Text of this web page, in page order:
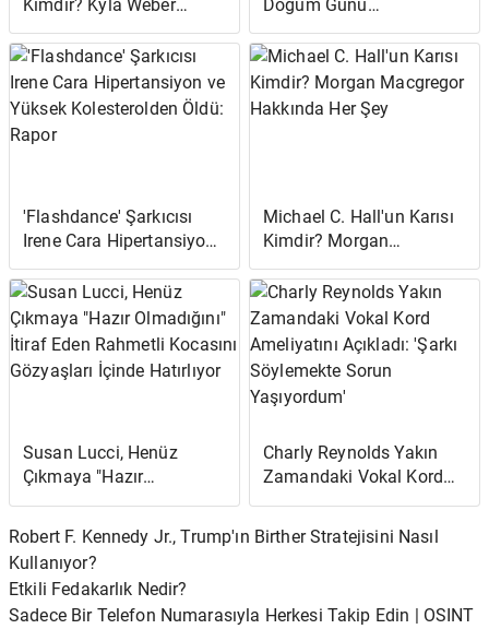
Kimdir? Kyla Weber
Hakkında Her Şey
Doğum Günü
Fotoğrafında Büyümüş
Görünüyor: '9 Yaşında
Gerçek Hissetmiyor'
'Flashdance' Şarkıcısı
Irene Cara Hipertansiyon
ve Yüksek Kolesterolden
Öldü: Rapor
Michael C. Hall'un Karısı
Kimdir? Morgan
Macgregor Hakkında Her
Şey
Susan Lucci, Henüz
Çıkmaya "Hazır
Olmadığını" İtiraf Eden
Rahmetli Kocasını
Gözyaşları İçinde
Hatırlıyor
Charly Reynolds Yakın
Zamandaki Vokal Kord
Ameliyatını Açıkladı:
'Şarkı Söylemekte Sorun
Yaşıyordum'
Robert F. Kennedy Jr., Trump'ın Birther Stratejisini Nasıl
Kullanıyor?
Etkili Fedakarlık Nedir?
Sadece Bir Telefon Numarasıyla Herkesi Takip Edin | OSINT